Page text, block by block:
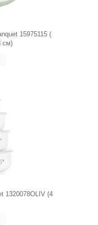
15975115 (
см)
1320078OLIV (4